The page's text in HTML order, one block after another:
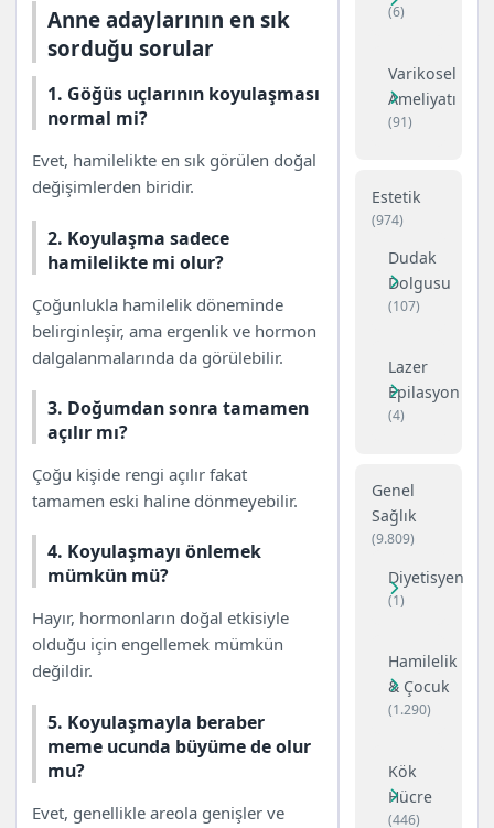
Anne adaylarının en sık
sorduğu sorular
1. Göğüs uçlarının koyulaşması
normal mi?
Evet, hamilelikte en sık görülen doğal
değişimlerden biridir.
2. Koyulaşma sadece
hamilelikte mi olur?
Çoğunlukla hamilelik döneminde
belirginleşir, ama ergenlik ve hormon
dalgalanmalarında da görülebilir.
3. Doğumdan sonra tamamen
açılır mı?
Çoğu kişide rengi açılır fakat
tamamen eski haline dönmeyebilir.
4. Koyulaşmayı önlemek
mümkün mü?
Hayır, hormonların doğal etkisiyle
olduğu için engellemek mümkün
değildir.
5. Koyulaşmayla beraber
meme ucunda büyüme de olur
mu?
Evet, genellikle areola genişler ve
(6)
Varikosel
Ameliyatı
(91)
Estetik
(974)
Dudak
Dolgusu
(107)
Lazer
Epilasyon
(4)
Genel
Sağlık
(9.809)
Diyetisyen
(1)
Hamilelik
& Çocuk
(1.290)
Kök
Hücre
(446)